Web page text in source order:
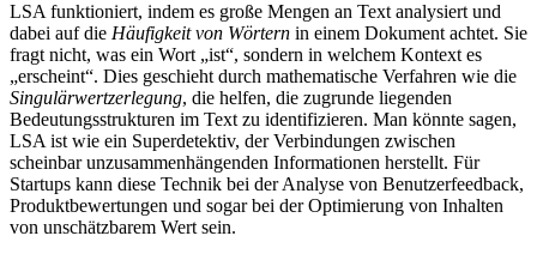
LSA funktioniert, indem es große Mengen an Text analysiert und
dabei auf die Häufigkeit von Wörtern in einem Dokument achtet. Sie
fragt nicht, was ein Wort „ist“, sondern in welchem Kontext es
„erscheint“. Dies geschieht durch mathematische Verfahren wie die
Singulärwertzerlegung, die helfen, die zugrunde liegenden
Bedeutungsstrukturen im Text zu identifizieren. Man könnte sagen,
LSA ist wie ein Superdetektiv, der Verbindungen zwischen
scheinbar unzusammenhängenden Informationen herstellt. Für
Startups kann diese Technik bei der Analyse von Benutzerfeedback,
Produktbewertungen und sogar bei der Optimierung von Inhalten
von unschätzbarem Wert sein.